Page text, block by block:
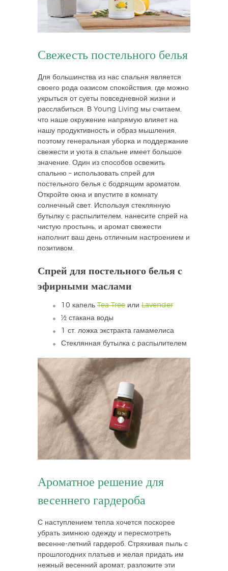
Свежесть постельного белья
Для большинства из нас спальня является
своего рода оазисом спокойствия, где можно
укрыться от суеты повседневной жизни и
расслабиться. В Young Living мы считаем,
что наше окружение напрямую влияет на
нашу продуктивность и образ мышления,
поэтому генеральная уборка и поддержание
свежести и уюта в спальне имеет большое
значение. Один из способов освежить
спальню – использовать спрей для
постельного белья с бодрящим ароматом.
Откройте окна и впустите в комнату
солнечный свет. Используя стеклянную
бутылку с распылителем, нанесите спрей на
чистую простынь, и аромат свежести
наполнит ваш день отличным настроением и
позитивом.
Спрей для постельного белья с
эфирными маслами
10 капель Tea Tree или Lavender
½ стакана воды
1 ст. ложка экстракта гамамелиса
Стеклянная бутылка с распылителем
Ароматное решение для
весеннего гардероба
С наступлением тепла хочется поскорее
убрать зимнюю одежду и пересмотреть
весенне-летний гардероб. Стряхивая пыль с
прошлогодних платьев и желая придать им
нежный весенний аромат, разложите эти